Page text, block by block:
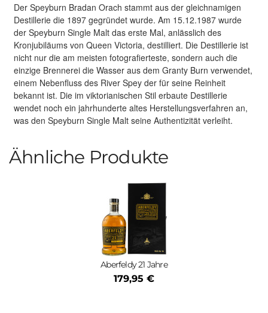
Der Speyburn Bradan Orach stammt aus der gleichnamigen
Destillerie die 1897 gegründet wurde. Am 15.12.1987 wurde
der Speyburn Single Malt das erste Mal, anlässlich des
Kronjubiläums von Queen Victoria, destilliert. Die Destillerie ist
nicht nur die am meisten fotografierteste, sondern auch die
einzige Brennerei die Wasser aus dem Granty Burn verwendet,
einem Nebenfluss des River Spey der für seine Reinheit
bekannt ist. Die im viktorianischen Stil erbaute Destillerie
wendet noch ein jahrhunderte altes Herstellungsverfahren an,
was den Speyburn Single Malt seine Authentizität verleiht.
Ähnliche Produkte
Aberfeldy 21 Jahre
179,95 €